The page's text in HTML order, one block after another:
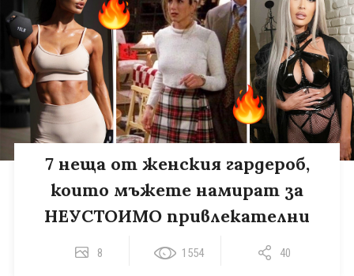
7 неща от женския гардероб,
които мъжете намират за
НЕУСТОИМО привлекателни
8 1554 40